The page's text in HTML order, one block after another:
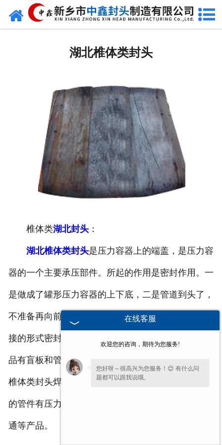
网站首页
湖北封头厂家
湖北球形封头
湖北椎体封头
湖北库存类
湖北热压模具
湖北椎体类封头
椎体类湖北封头：
湖北椎体类封头是压力容器上的端盖，是压力容
器的一个主要承压部件。所起的作用是密封作用。一
是做成了罐形压力容器的上下底，二是管道到头了，
不准备再向前延伸了，那就用一个封头在把管子用焊
接的形式密封住。和椎体类封头的作用差不多的的产
品有盲板和管帽，不过那两种产品是可以拆卸的。而
椎体类封头焊好了之后是不可以再拆卸的。与之配套
的管件有压力容器、管道、法兰盘、弯头、三通、四
通等产品。
在线客服
欢迎您的咨询，期待为您服务!
您好呀～很高兴为您服务！😊 有什么问
题都可以跟我说哦。